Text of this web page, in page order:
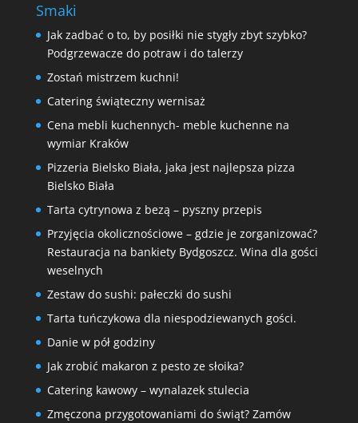
Smaki
Jak zadbać o to, by posiłki nie stygły zbyt szybko?
Podgrzewacze do potraw i do talerzy
Zostań mistrzem kuchni!
Catering świąteczny wernisaż
Cena mebli kuchennych- meble kuchenne na
wymiar Kraków
Pizzeria Bielsko Biała, jaka jest najlepsza pizza
Bielsko Biała
Tarta cytrynowa z bezą – pyszny przepis
Przyjęcia okolicznościowe – gdzie je zorganizować?
Restauracja na bankiety Bydgoszcz. Wina dla gości
weselnych
Zestaw do sushi: pałeczki do sushi
Tarta tuńczykowa dla niespodziewanych gości.
Danie w pół godziny
Jak zrobić makaron z pesto ze słoika?
Catering kawowy – wynalazek stulecia
Zmęczona przygotowaniami do świąt? Zamów